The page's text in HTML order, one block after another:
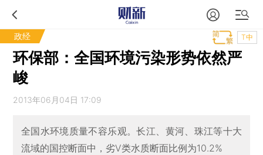
政经 T中
环保部：全国环境污染形势依然严
峻
2013年06月04日 17:09
全国水环境质量不容乐观。长江、黄河、珠江等十大
流域的国控断面中，劣Ⅴ类水质断面比例为10.2%